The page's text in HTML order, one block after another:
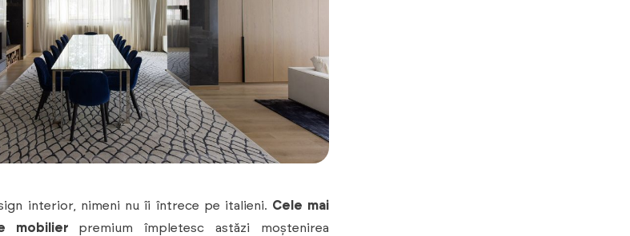
interior, nimeni nu îi întrece pe italieni. Cele mai
mobilier premium împletesc astăzi moștenirea